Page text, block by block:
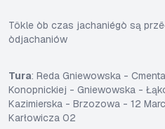
Tôkle òb czas jachaniégò są
òdjachaniów
Tura: Reda Gniewowska -
Konopnickiej - Gniewowska -
Kazimierska - Brzozowa - 12
Karłowicza 02